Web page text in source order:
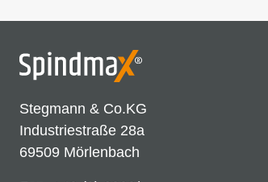
Stegmann & Co.KG
Industriestraße 28a
69509 Mörlenbach